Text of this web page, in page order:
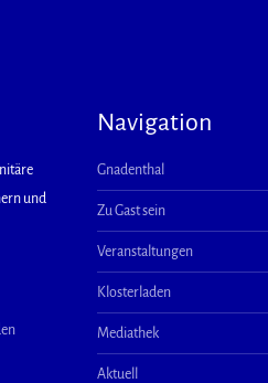
und
Navigation
Gnadenthal
Zu Gast sein
Veranstaltungen
Klosterladen
Mediathek
Aktuell